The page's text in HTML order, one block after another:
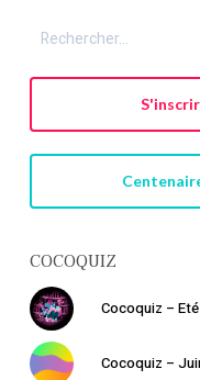
COCOQUIZ
Cocoquiz –
Cocoquiz –